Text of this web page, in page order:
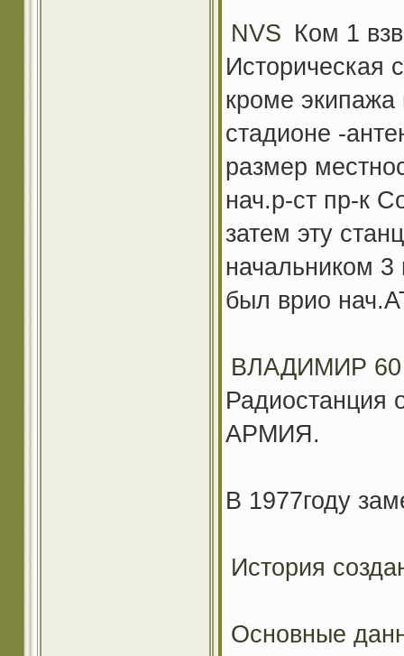
NVS Ком 1
Историческая
кроме
стадионе -
размер
нач.р-ст пр-к
затем эту
начальником
был врио
ВЛАДИМИР 60
Радиостанция
АРМИЯ.
В 1977году
История
Основные